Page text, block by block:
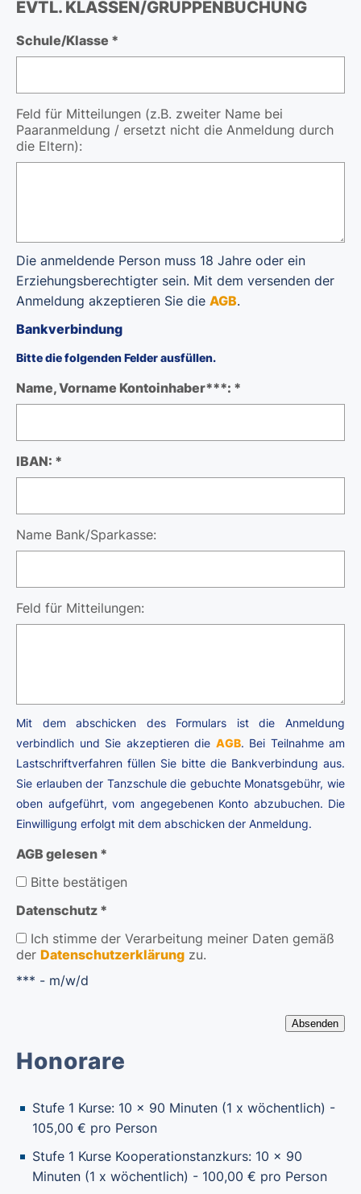
EVTL. KLASSEN/GRUPPENBUCHUNG
Schule/Klasse *
Feld für Mitteilungen (z.B. zweiter Name bei
Paaranmeldung / ersetzt nicht die Anmeldung durch
die Eltern):
Die anmeldende Person muss 18 Jahre oder ein
Erziehungsberechtigter sein. Mit dem versenden der
Anmeldung akzeptieren Sie die AGB.
Bankverbindung
Bitte die folgenden Felder ausfüllen.
Name, Vorname Kontoinhaber***: *
IBAN: *
Name Bank/Sparkasse:
Feld für Mitteilungen:
Mit dem abschicken des Formulars ist die Anmeldung
verbindlich und Sie akzeptieren die AGB. Bei Teilnahme am
Lastschriftverfahren füllen Sie bitte die Bankverbindung aus.
Sie erlauben der Tanzschule die gebuchte Monatsgebühr, wie
oben aufgeführt, vom angegebenen Konto abzubuchen. Die
Einwilligung erfolgt mit dem abschicken der Anmeldung.
AGB gelesen *
Bitte bestätigen
Datenschutz *
Ich stimme der Verarbeitung meiner Daten gemäß
der Datenschutzerklärung zu.
*** - m/w/d
Honorare
Stufe 1 Kurse: 10 x 90 Minuten (1 x wöchentlich) -
105,00 € pro Person
Stufe 1 Kurse Kooperationstanzkurs: 10 x 90
Minuten (1 x wöchentlich) - 100,00 € pro Person